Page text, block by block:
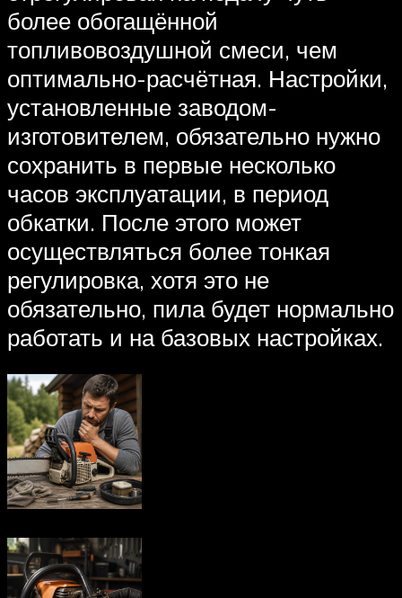
более обогащённой
топливовоздушной смеси, чем
оптимально-расчётная. Настройки,
установленные заводом-
изготовителем, обязательно нужно
сохранить в первые несколько
часов эксплуатации, в период
обкатки. После этого может
осуществляться более тонкая
регулировка, хотя это не
обязательно, пила будет нормально
работать и на базовых настройках.